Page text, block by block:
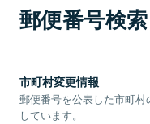
郵便番号検
市町村変更情報
郵便番号を公表した市町
しています。